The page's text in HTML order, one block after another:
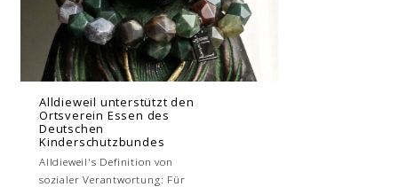
Alldieweil unterstützt den
Ortsverein Essen des
Deutschen
Kinderschutzbundes
Alldieweil's Definition von
sozialer Verantwortung: Für